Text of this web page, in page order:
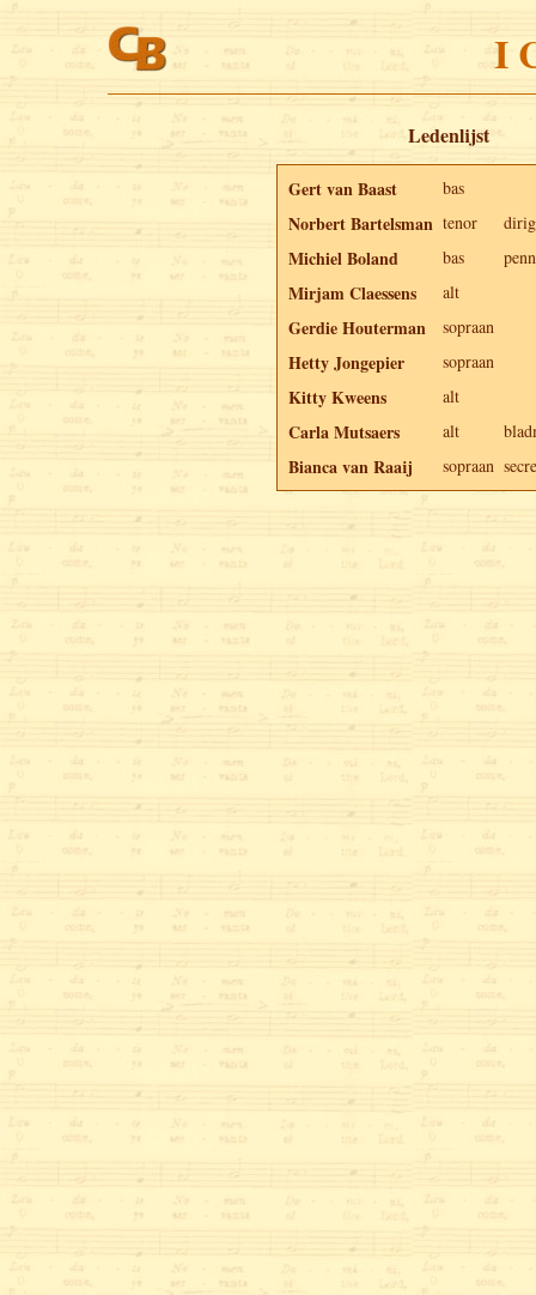
I
Ledenlijst
Gert van Baast bas
Norbert Bartelsman tenor
Michiel Boland bas
Mirjam Claessens alt
Gerdie Houterman sopraan
Hetty Jongepier sopraan
Kitty Kweens alt
Carla Mutsaers alt
Bianca van Raaij sopraan